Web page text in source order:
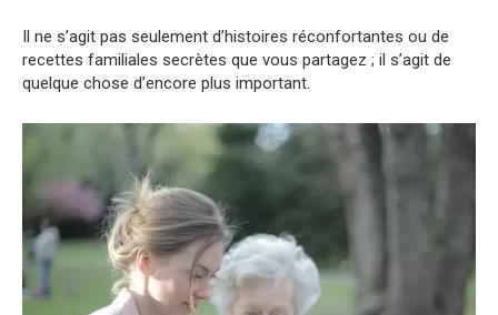
Il ne s’agit pas seulement d’histoires réconfortantes ou de
recettes familiales secrètes que vous partagez ; il s’agit de
quelque chose d’encore plus important.